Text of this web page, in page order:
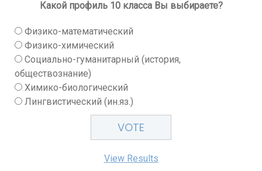
Какой профиль 10 класса Вы выбираете?
Физико-математический
Физико-химический
Социально-гуманитарный (история,
обществознание)
Химико-биологический
Лингвистический (ин.яз.)
View Results